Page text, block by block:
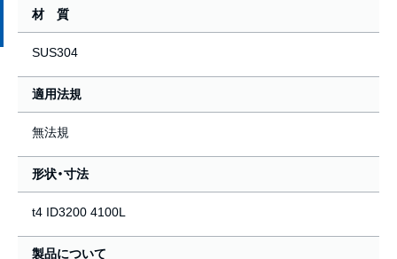
材 質
SUS304
適用法規
無法規
形状・寸法
t4 ID3200 4100L
製品について